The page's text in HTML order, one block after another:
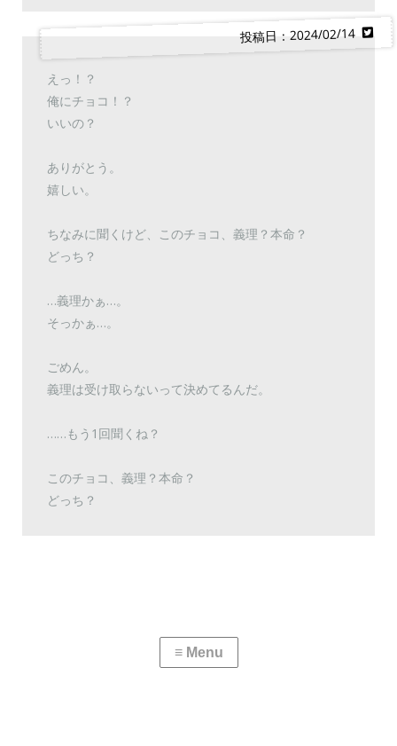
投稿日：2024/02/14
えっ！？
俺にチョコ！？
いいの？
ありがとう。
嬉しい。
ちなみに聞くけど、このチョコ、義理？本命？
どっち？
…義理かぁ…。
そっかぁ…。
ごめん。
義理は受け取らないって決めてるんだ。
……もう1回聞くね？
このチョコ、義理？本命？
どっち？